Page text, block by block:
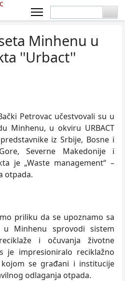
Minhenu u
''Urbact''
Petrovac učestvovali su u
Minhenu, u okviru URBACT
iz Srbije, Bosne i
Severne Makedonije i
je „Waste management“ –
otpada.
priliku da se upoznamo sa
Minhenu sprovodi sistem
i očuvanja životne
je impresioniralo reciklažno
se građani i institucije
odlaganja otpada.